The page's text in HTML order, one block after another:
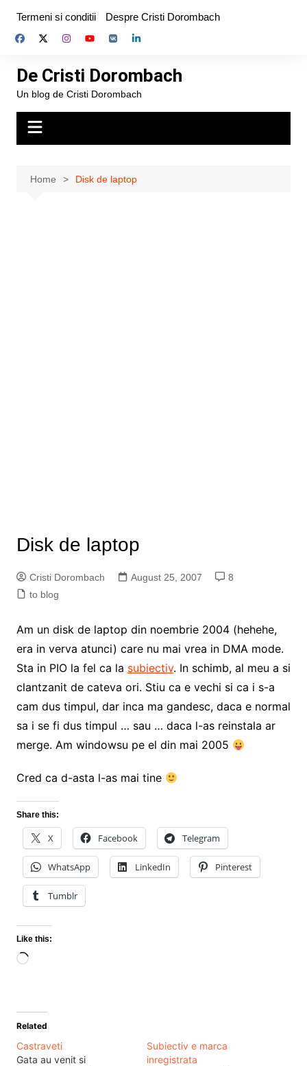
content
Termeni si conditii Despre Cristi Dorombach
De Cristi Dorombach
Un blog de Cristi Dorombach
Home Disk de laptop
Disk de laptop
Cristi Dorombach August 25, 2007
8
to blog
Am un disk de laptop din noembrie 2004 (hehehe,
era in verva atunci) care nu mai vrea in DMA mode.
Sta in PIO la fel ca la subiectiv. In schimb, al meu a si
clantzanit de cateva ori. Stiu ca e vechi si ca i s-a
cam dus timpul, dar inca ma gandesc, daca e normal
sa i se fi dus timpul … sau … daca l-as reinstala ar
merge. Am windowsu pe el din mai 2005
Cred ca d-asta l-as mai tine
Share this:
X Facebook Telegram
WhatsApp LinkedIn Pinterest
Tumblr
Like this:
Loading…
Related
Castraveti
Gata au venit si
Subiectiv e marca
inregistrata